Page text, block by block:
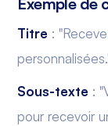
Titre :
Sous-texte :
pour recevoir